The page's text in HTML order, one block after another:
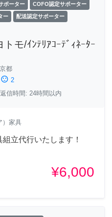
ポーター COFO認定サポーター
ー 配送認定サポーター
モ/ｲﾝﾃﾘｱｺｰﾃﾞｨﾈｰﾀｰ
都
sentiment_dissatisfied 2
信時間: 24時間以内
）家具
組立代行いたします！
¥6,000